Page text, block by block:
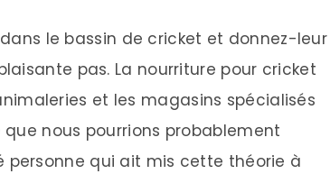
le bassin de cricket et donnez-leur
pas. La nourriture pour cricket
et les magasins spécialisés
nous pourrions probablement
personne qui ait mis cette théorie à